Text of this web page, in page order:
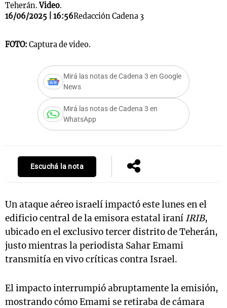
Teherán.Video.
16/06/2025 | 16:56Redacción Cadena 3
FOTO: Captura de video.
Mirá las notas de Cadena 3 en Google
News
Mirá las notas de Cadena 3 en
WhatsApp
Escuchá la nota
Un ataque aéreo israelí impactó este lunes en el
edificio central de la emisora estatal iraní IRIB,
ubicado en el exclusivo tercer distrito de Teherán,
justo mientras la periodista Sahar Emami
transmitía en vivo críticas contra Israel.
El impacto interrumpió abruptamente la emisión,
mostrando cómo Emami se retiraba de cámara
Notas
Mundial 2026